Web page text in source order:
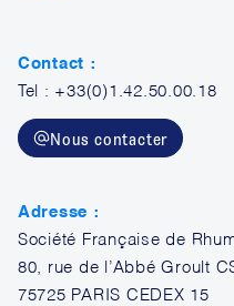
Contact :
Tel : +33(0)1.42.50.00.18
Nous contacter
Adresse :
Société Française de
80, rue de l’Abbé Groult
75725 PARIS CEDEX 15